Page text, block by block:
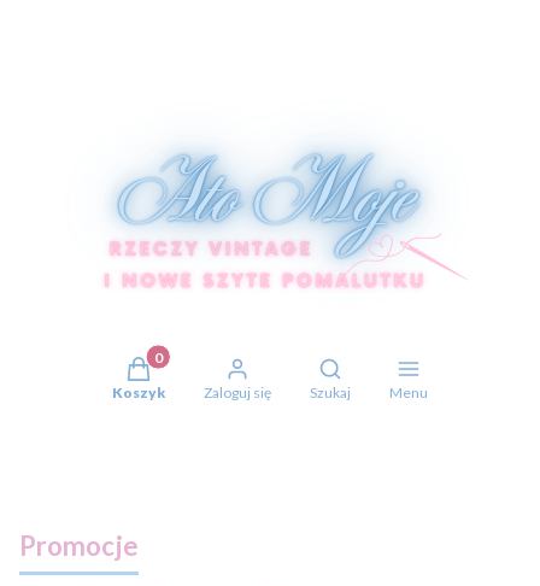
Produkty w koszyku: 0. Zobacz szczegóły
Koszyk Zaloguj się
Otwórz wyszukiwarkę
Szukaj Menu
Promocje